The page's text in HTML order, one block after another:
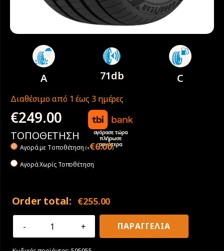
A 71db C
Διαθέσιμο από 1 έως 3 ημέρες
€249.00
αγόρασε τώρα
πλήρωσε
αργότερα
ΤΟΠΟΘΕΤΗΣΗ
Αγορά με Tοποθέτηση (+€6.00)
Αγορά Χωρίς Τοποθέτηση
Order total: €255.00
295/40R20
ΠΑΡΑΓΓΕΛΙΑ